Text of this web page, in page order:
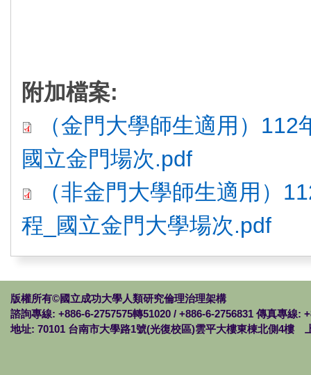
附加檔案:
（金門大學師生適用）
國立金門場次.pdf
（非金門大學師生適用）
程_國立金門大學場次.pdf
版權所有©國立成功大學人類研究倫理治理架構
諮詢專線: +886-6-2757575轉51020 / +886-6-2756831 傳真專
地址: 70101 台南市大學路1號(光復校區)雲平大樓東棟北側4樓